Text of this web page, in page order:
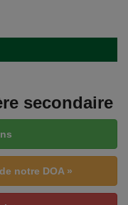
secondaire
notre DOA »